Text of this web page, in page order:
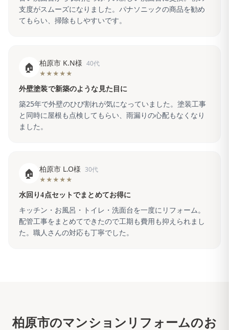
支度がスムーズになりました。パナソニックの商品を勧め
てもらい、掃除もしやすいです。
🏠 柏原市 K.N様 40代
★★★★★
外壁塗装で新築のような見た目に
築25年で外壁のひび割れが気になっていました。塗装工事
と同時に屋根も点検してもらい、雨漏りの心配もなくなり
ました。
🏠 柏原市 L.O様 30代
★★★★★
水回り4点セットでまとめてお得に
キッチン・お風呂・トイレ・洗面台を一度にリフォーム。
配管工事をまとめてできたので工期も費用も抑えられまし
た。職人さんの対応も丁寧でした。
柏原市のマンションリフォームのお